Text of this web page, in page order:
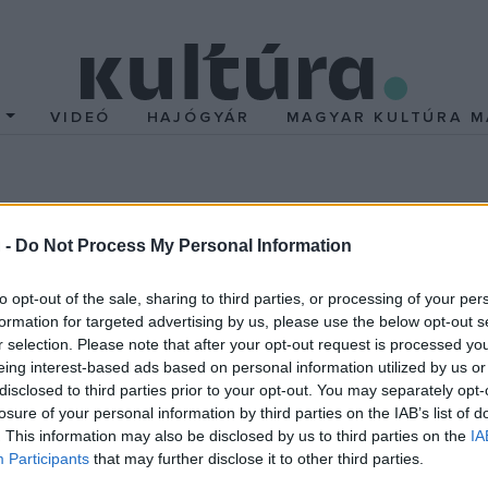
- Do Not Process My Personal Information
opt-out of the sale, sharing to third parties, or processing of your
for targeted advertising by us, please use the below opt-out
selection. Please note that after your opt-out request is processed
interest-based ads based on personal information utilized by us
to third parties prior to your opt-out. You may separately
of your personal information by third parties on the IAB’s list of
This information may also be disclosed by us to third parties on the
Participants that may further disclose it to other third parties.
VIDEÓ HAJÓGYÁR MAGYAR KULTÚRA
a volt román király
Benz-540 K Cabriolet a stuttgarti Retro Classic
szerint a 3,5 millió eurós eladás a kiállítás legnagyobb
kétüléses, nyitható tetős Mercedes-Benz 540 K típusú
Hitler és Sztálin is bevásárolt személyes használatra